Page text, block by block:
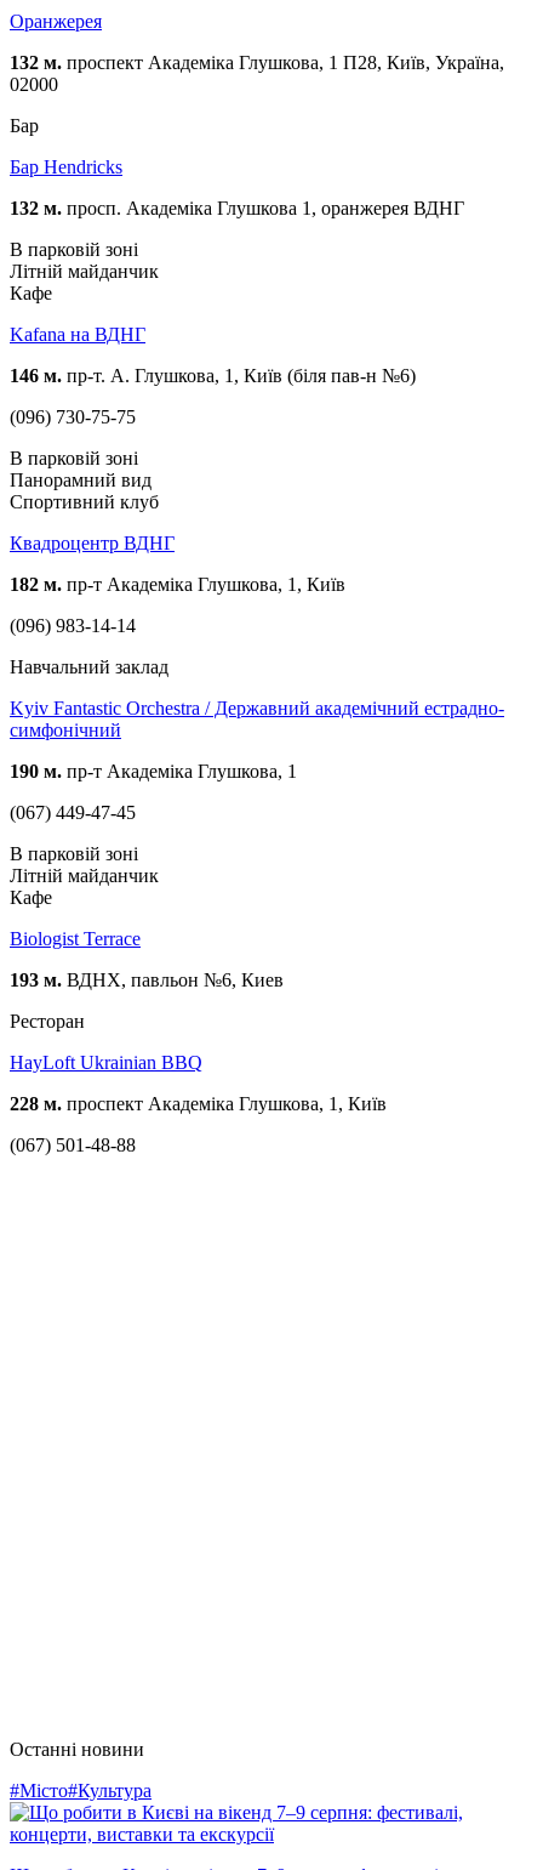
Оранжерея
132 м. проспект Академіка Глушкова, 1 П28, Київ, Україна,
02000
Бар
Бар Hendricks
132 м. просп. Академіка Глушкова 1, оранжерея ВДНГ
В парковій зоні
Літній майданчик
Кафе
Kafana на ВДНГ
146 м. пр-т. А. Глушкова, 1, Київ (біля пав-н №6)
(096) 730-75-75
В парковій зоні
Панорамний вид
Спортивний клуб
Квадроцентр ВДНГ
182 м. пр-т Академіка Глушкова, 1, Київ
(096) 983-14-14
Навчальний заклад
Kyiv Fantastic Orchestra / Державний академічний естрадно-
симфонічний
190 м. пр-т Академіка Глушкова, 1
(067) 449-47-45
В парковій зоні
Літній майданчик
Кафе
Biologist Terrace
193 м. ВДНХ, павльон №6, Киев
Ресторан
HayLoft Ukrainian BBQ
228 м. проспект Академіка Глушкова, 1, Київ
(067) 501-48-88
Останні новини
#Місто#Культура